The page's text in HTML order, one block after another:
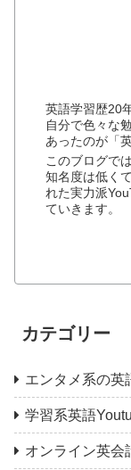
英語学習歴20
自分で色々な
あったのが「
このブログで
知名度は低く
れた実力派
ていきます。
カテゴリー
エンタメ系の英
学習系英語
オンライン英会